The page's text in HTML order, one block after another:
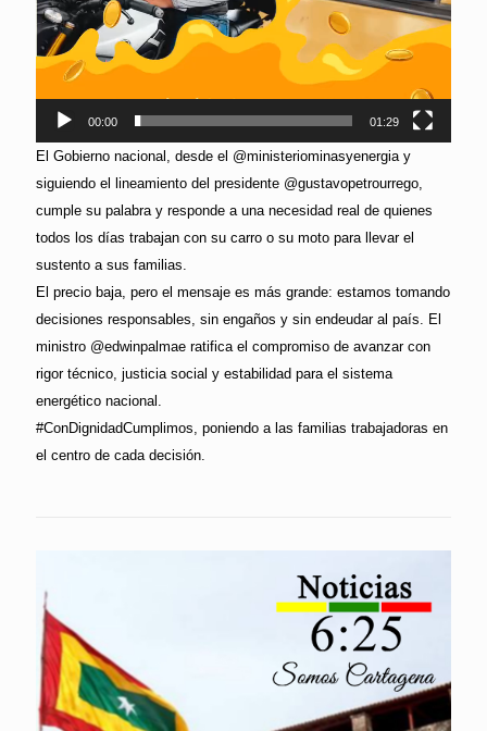
00:00 01:29
El Gobierno nacional, desde el @ministeriominasyenergia y
siguiendo el lineamiento del presidente @gustavopetrourrego,
cumple su palabra y responde a una necesidad real de quienes
todos los días trabajan con su carro o su moto para llevar el
sustento a sus familias.
El precio baja, pero el mensaje es más grande: estamos tomando
decisiones responsables, sin engaños y sin endeudar al país. El
ministro @edwinpalmae ratifica el compromiso de avanzar con
rigor técnico, justicia social y estabilidad para el sistema
energético nacional.
#ConDignidadCumplimos, poniendo a las familias trabajadoras en
el centro de cada decisión.